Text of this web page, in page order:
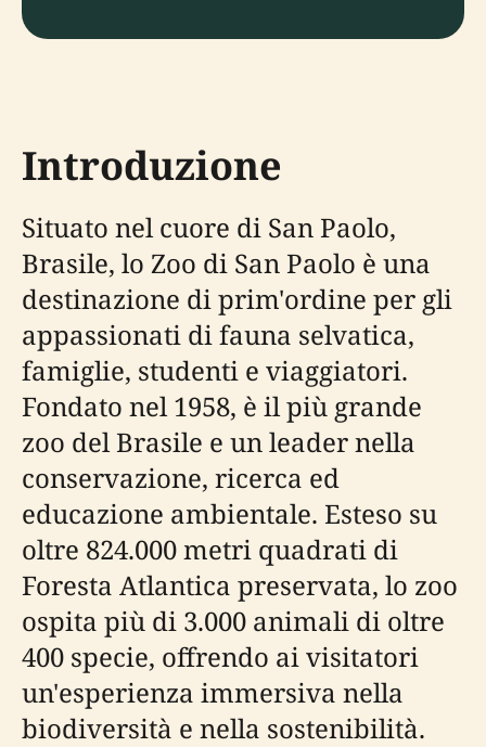
Introduzione
Situato nel cuore di San Paolo,
Brasile, lo Zoo di San Paolo è una
destinazione di prim'ordine per gli
appassionati di fauna selvatica,
famiglie, studenti e viaggiatori.
Fondato nel 1958, è il più grande
zoo del Brasile e un leader nella
conservazione, ricerca ed
educazione ambientale. Esteso su
oltre 824.000 metri quadrati di
Foresta Atlantica preservata, lo zoo
ospita più di 3.000 animali di oltre
400 specie, offrendo ai visitatori
un'esperienza immersiva nella
biodiversità e nella sostenibilità.